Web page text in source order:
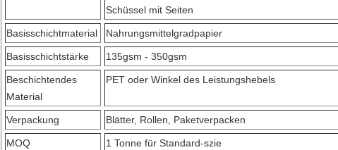
Schüssel mit Seiten
Basisschichtmaterial Nahrungsmittelgradpapier
Basisschichtstärke 135gsm - 350gsm
Beschichtendes
Material
PET oder Winkel des Leistungshebels
Verpackung Blätter, Rollen, Paketverpacken
MOQ 1 Tonne für Standard-szie